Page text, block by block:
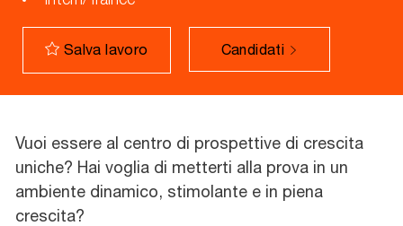
Salva lavoro Candidati
Vuoi essere al centro di prospettive di crescita
uniche? Hai voglia di metterti alla prova in un
ambiente dinamico, stimolante e in piena
crescita?